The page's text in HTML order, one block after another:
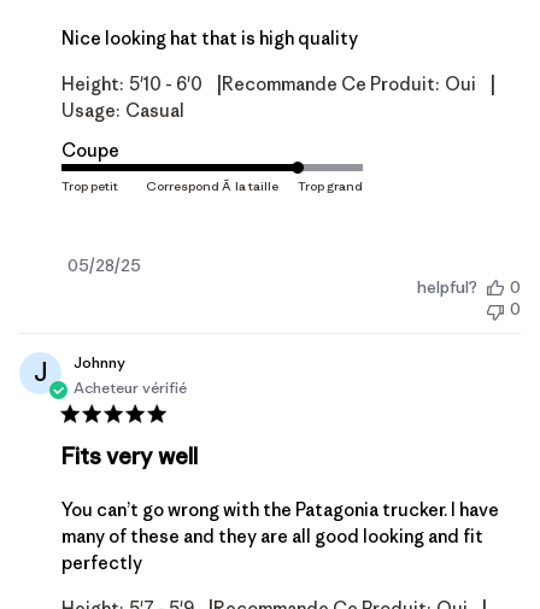
Nice looking hat that is high quality
Height: 5'10 - 6'0 Recommande Ce Produit: Oui
Usage: Casual
Coupe
Date
05/28/25
helpful?
0
0
J
Johnny
Acheteur vérifié
Fits very well
You can’t go wrong with the Patagonia trucker. I have
many of these and they are all good looking and fit
perfectly